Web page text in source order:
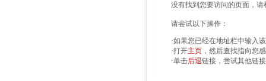
没有找到您要访问的页面，
请尝试以下操作：
·如果您已经在地址栏中输入
·打开主页 ，然后查找指向您
·单击后退链接，尝试其他链